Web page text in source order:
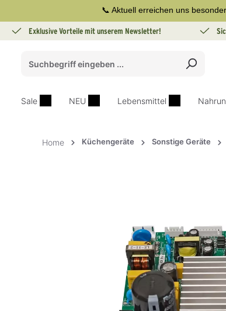
Zur Hauptnavigation springen
📞 Aktuell erreichen uns
Exklusive Vorteile mit unserem Newsletter!
Sale NEU Lebensmittel
Home Küchengeräte Sonstige Geräte